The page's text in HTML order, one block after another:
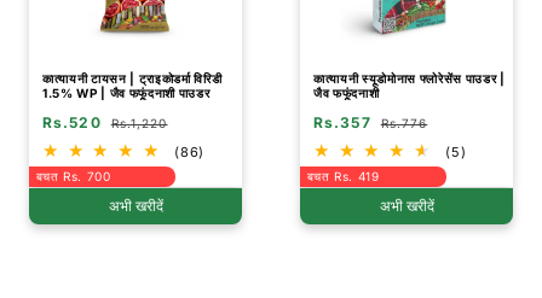
कात्यायनी टायसन | ट्राइकोडर्मा विरिडी
1.5% WP | जैव फफूंदनाशी पाउडर
Rs.520 Rs.1,220
(86)
बचत Rs. 700
अभी खरीदें
कात्यायनी स्यूडोमोनास फ्लोरेसेंस पाउडर |
जैव फफूंदनाशी
Rs.357 Rs.776
(5)
बचत Rs. 419
अभी खरीदें